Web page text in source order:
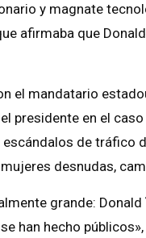
y magnate
afirmaba que
el mandatario
presidente en el
de tráfico
desnudas,
grande: Donald
han hecho